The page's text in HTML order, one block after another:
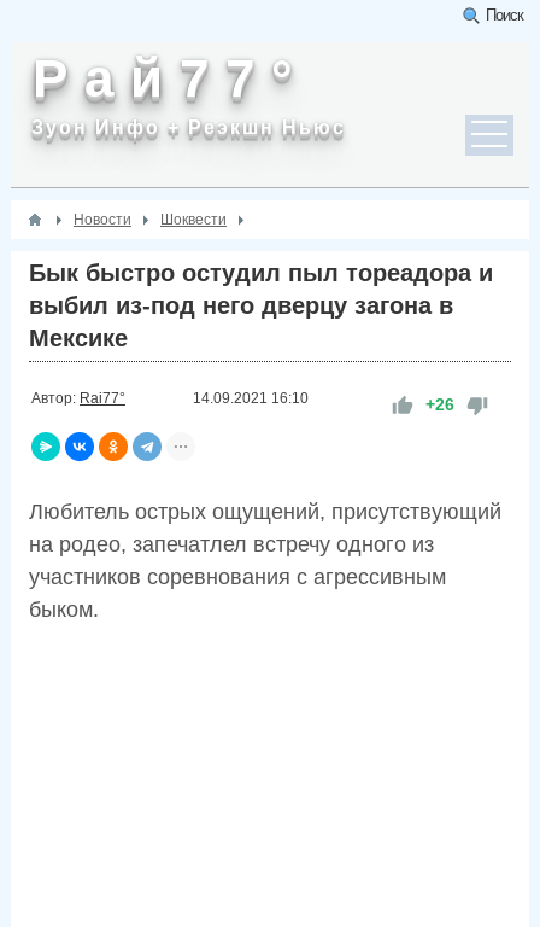
Поиск
Р а й 7 7 °
Зуон Инфо + Реэкшн Ньюс
Новости Шоквести
Бык быстро остудил пыл тореадора и
выбил из-под него дверцу загона в
Мексике
Автор: Rai77° 14.09.2021 16:10 +26
Любитель острых ощущений, присутствующий
на родео, запечатлел встречу одного из
участников соревнования с агрессивным
быком.